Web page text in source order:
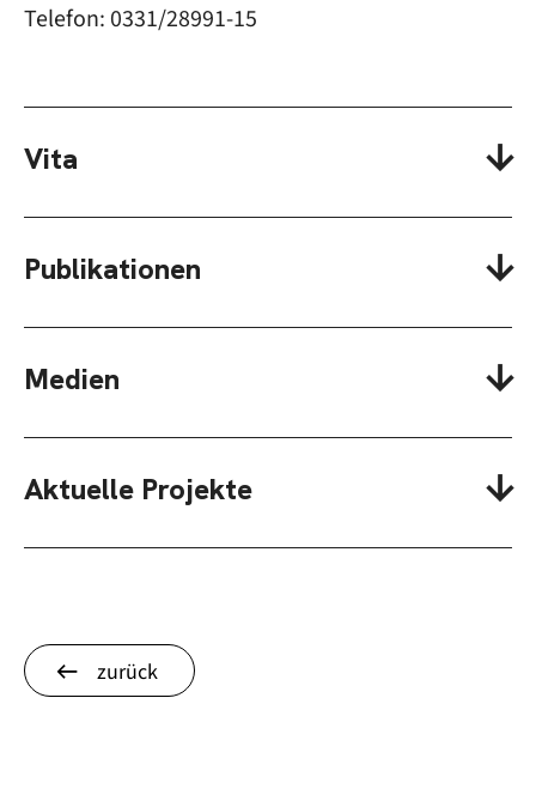
Telefon: 0331/28991-15
Vita
Publikationen
Medien
Aktuelle Projekte
zurück